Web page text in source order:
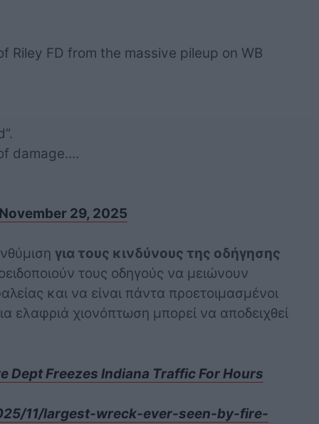
Riley FD from the massive pileup on WB
damage.…
November 29, 2025
για τους κινδύνους της οδήγησης
τους οδηγούς να μειώνουν
και να είναι πάντα προετοιμασμένοι
ελαφριά χιονόπτωση μπορεί να αποδειχθεί
Dept Freezes Indiana Traffic For Hours
11/largest-wreck-ever-seen-by-fire-